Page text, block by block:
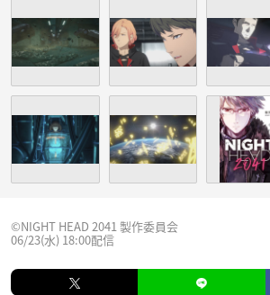
©NIGHT HEAD 2041 製作委員会
06/23(水) 18:00配信